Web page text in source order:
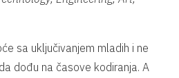
sa uključivanjem mladih i ne
dođu na časove kodiranja. A